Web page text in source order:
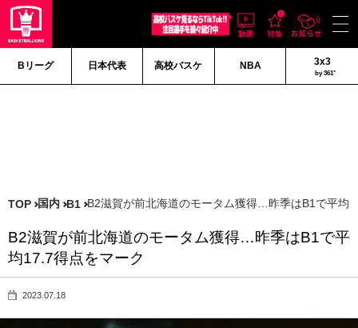
Bリーグ 日本代表 高校バスケ NBA 3x3
by 361°
TOP 国内 B1 B2滋賀が前北海道のモータム獲得…昨季はB1で平均
B2滋賀が前北海道のモータム獲得…昨季はB1で平
均17.7得点をマーク
2023.07.18